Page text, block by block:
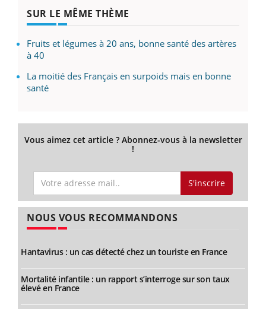
SUR LE MÊME THÈME
Fruits et légumes à 20 ans, bonne santé des artères
à 40
La moitié des Français en surpoids mais en bonne
santé
Vous aimez cet article ? Abonnez-vous à la newsletter
!
S'inscrire
NOUS VOUS RECOMMANDONS
Hantavirus : un cas détecté chez un touriste en France
Mortalité infantile : un rapport s’interroge sur son taux
élevé en France